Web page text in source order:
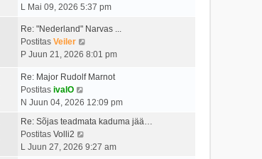
o
t
t
s
t
m
a
s
t
o
t
s
a
t
a
v
i
a
s
p
L Mai 09, 2026 5:37 pm
Re: "Nederland" Narvas ...
Postitas Veiler
a
t
v
i
m
P Juun 21, 2026 8:01 pm
Re: Major Rudolf Marnot
Postitas ivalO
a
t
v
N Juun 04, 2026 12:09 pm
Re: Sõjas teadmata kaduma jää…
Postitas Volli2
a
L Juun 27, 2026 9:27 am